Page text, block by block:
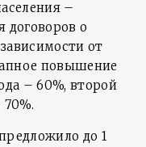
–
договоров о
от
повышение
– 60%, второй
до 1